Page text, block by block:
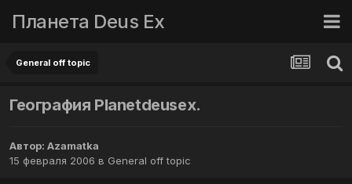
Планета Deus Ex
General off topic
География Planetdeusex.
Автор: Azamatka
15 февраля 2006 в General off topic